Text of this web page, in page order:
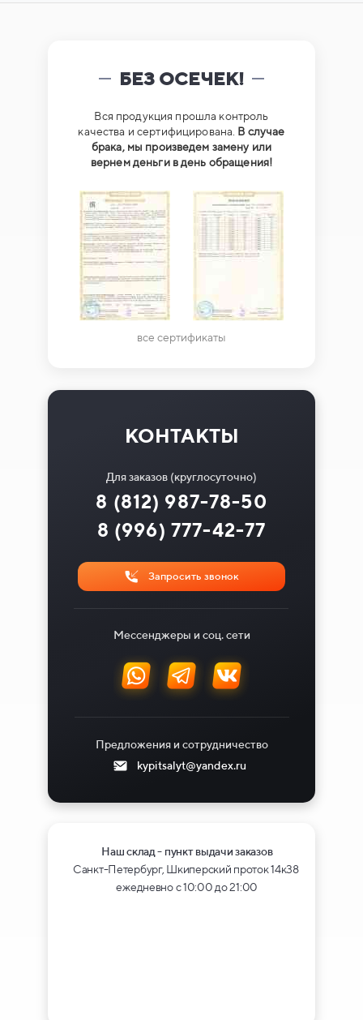
БЕЗ ОСЕЧЕК!
Вся продукция прошла контроль
качества и сертифицирована. В случае
брака, мы произведем замену или
вернем деньги в день обращения!
все сертификаты
КОНТАКТЫ
Для заказов (круглосуточно)
8 (996) 777-42-77
8 (812) 987-78-50
Запросить звонок
Мессенджеры и соц. сети
Предложения и сотрудничество
kypitsalyt@yandex.ru
Наш склад - пункт выдачи заказов
Санкт-Петербург, Шкиперский проток 14к38
ежедневно с 10:00 до 21:00